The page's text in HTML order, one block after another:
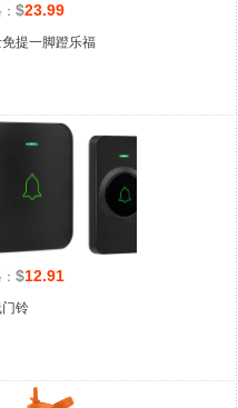
$23.99
免提一脚蹬乐福
$12.91
铃